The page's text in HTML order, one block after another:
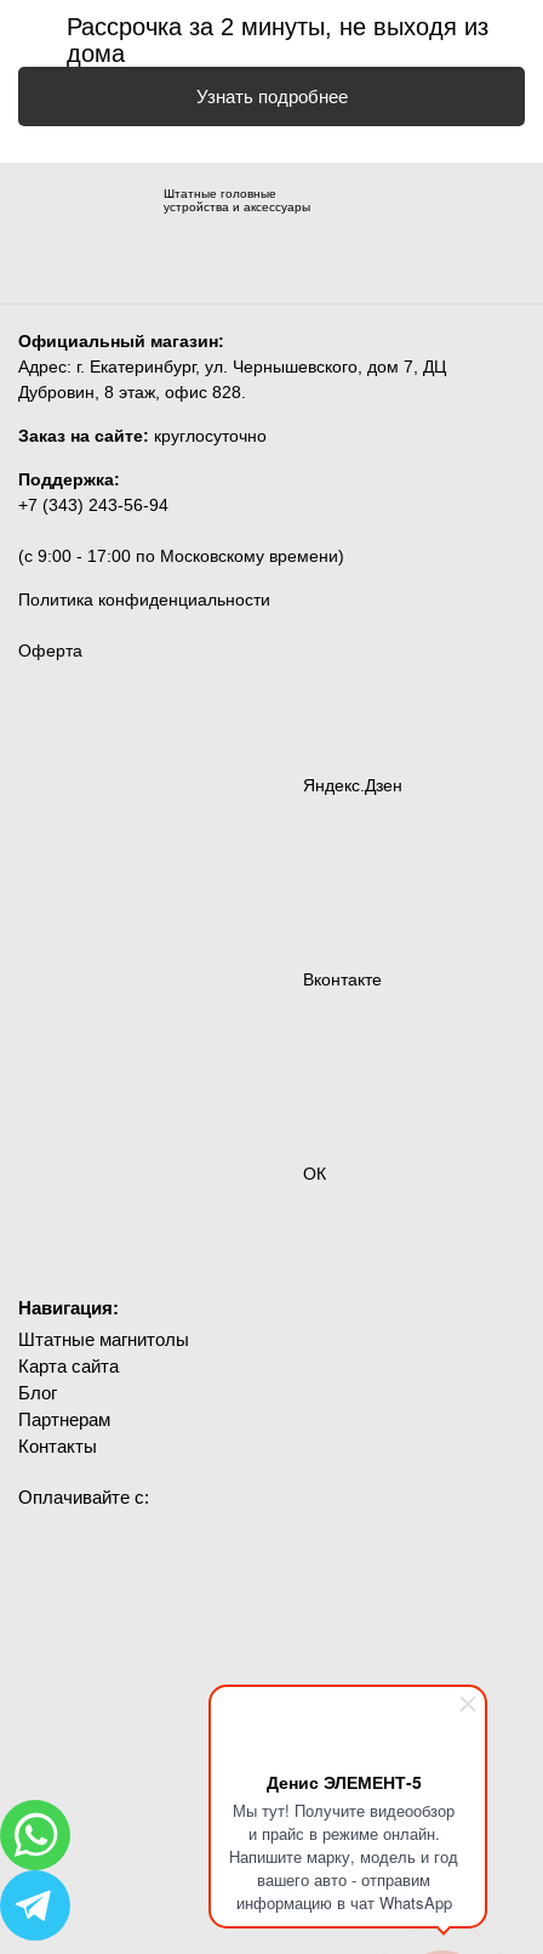
Денис ЭЛЕМЕНТ-5
Мы тут! Получите видеообзор
и прайс в режиме онлайн.
Напишите марку, модель и год
вашего авто - отправим
информацию в чат WhatsApp
Рассрочка за 2 минуты, не выходя из
дома
Узнать подробнее
Штатные головные
устройства и аксессуары
Официальный магазин:
Адрес: г. Екатеринбург, ул. Чернышевского, дом 7, ДЦ
Дубровин, 8 этаж, офис 828.
Заказ на сайте: круглосуточно
Поддержка:
+7 (343) 243-56-94
(c 9:00 - 17:00 по Московскому времени)
Политика конфиденциальности
Оферта
Яндекс.Дзен
Вконтакте
ОК
Навигация:
Штатные магнитолы
Карта сайта
Блог
Партнерам
Контакты
Оплачивайте с: